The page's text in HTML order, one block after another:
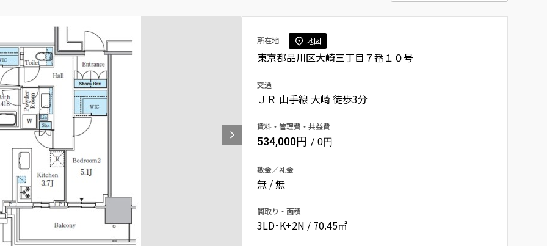
ニュースリリース
お問い合わせ
駅・沿線から探す
地図から探す
キーワードから探す
新着情報から探す
ニュースから探す
新着募集情報
当社限定(港区・渋谷区以外)
RESIDENT FIRST
MEMBERS登録
MEMBERS登録
ご入居・提携サービス
お部屋探しからご契約まで
よくあるご質問
社宅紹介
【仲介会社様向け】当社仲介
事業部取り扱い物件入居申
所在地 地図
東京都品川区大崎三丁目７番１０号
交通
ＪＲ 山手線 大崎徒歩3分
賃料・管理費・共益費
534,000円 / 0円
敷金／礼金
無 / 無
間取り・面積
3LD･K+2N / 70.45㎡